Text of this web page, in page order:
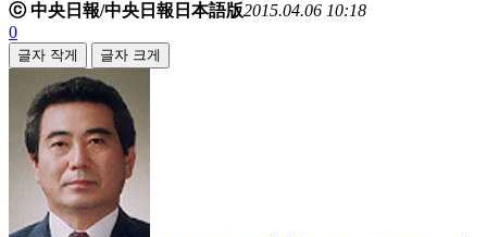
ⓒ 中央日報/中央日報日本語版2015.04.06 10:18
0
글자 작게 글자 크게